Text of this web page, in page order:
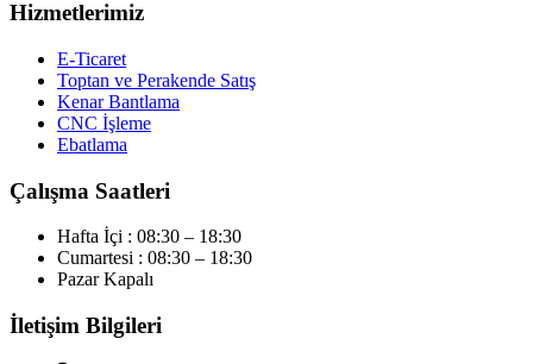
Hizmetlerimiz
E-Ticaret
Toptan ve Perakende Satış
Kenar Bantlama
CNC İşleme
Ebatlama
Çalışma Saatleri
Hafta İçi : 08:30 – 18:30
Cumartesi : 08:30 – 18:30
Pazar Kapalı
İletişim Bilgileri